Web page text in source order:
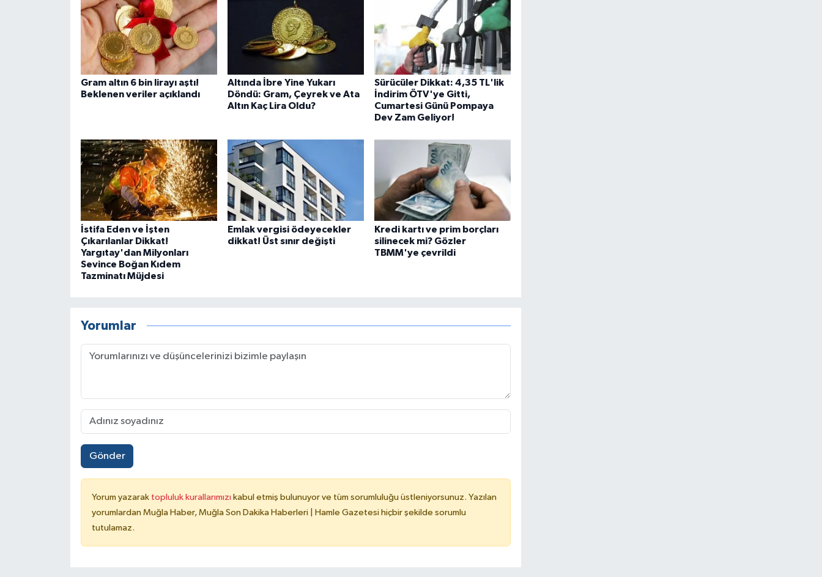
Gram altın 6 bin lirayı aştı!
Beklenen veriler açıklandı
Altında İbre Yine Yukarı
Döndü: Gram, Çeyrek ve Ata
Altın Kaç Lira Oldu?
Sürücüler Dikkat: 4,35 TL'lik
İndirim ÖTV'ye Gitti,
Cumartesi Günü Pompaya
Dev Zam Geliyor!
İstifa Eden ve İşten
Çıkarılanlar Dikkat!
Yargıtay'dan Milyonları
Sevince Boğan Kıdem
Tazminatı Müjdesi
Emlak vergisi ödeyecekler
dikkat! Üst sınır değişti
Kredi kartı ve prim borçları
silinecek mi? Gözler
TBMM'ye çevrildi
Yorumlar
Gönder
Yorum yazarak topluluk kurallarımızı kabul etmiş bulunuyor ve tüm sorumluluğu üstleniyorsunuz. Yazılan
yorumlardan Muğla Haber, Muğla Son Dakika Haberleri | Hamle Gazetesi hiçbir şekilde sorumlu
tutulamaz.